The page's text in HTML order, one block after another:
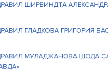
ШИРВИНДТА
ГЛАДКОВА ГРИГОРИЯ
МУЛАДЖАНОВА ШОДА